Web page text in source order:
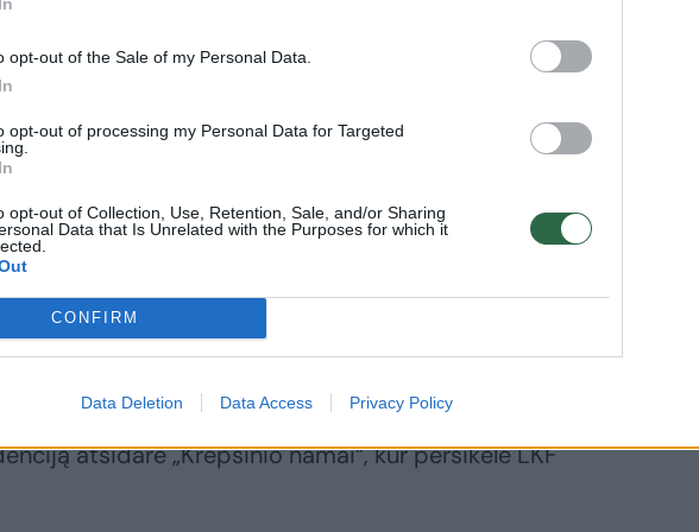
opt-out of the Sale of my Personal Data.
opt-out of processing my Personal Data for Targeted
opt-out of Collection, Use, Retention, Sale, and/or Sharing
Data that Is Unrelated with the Purposes for which it
CONFIRM
Data Deletion Data Access Privacy Policy
nuo 2021 m. „Krepšinio namų“ direktorės
suerzino Arvydą Sabonį, kuris rengiasi
buvo LKF prezidentu ir per savo kadenciją buvo
iniciatorių.
atsidarė „Krepšinio namai“, kur persikėlė LKF